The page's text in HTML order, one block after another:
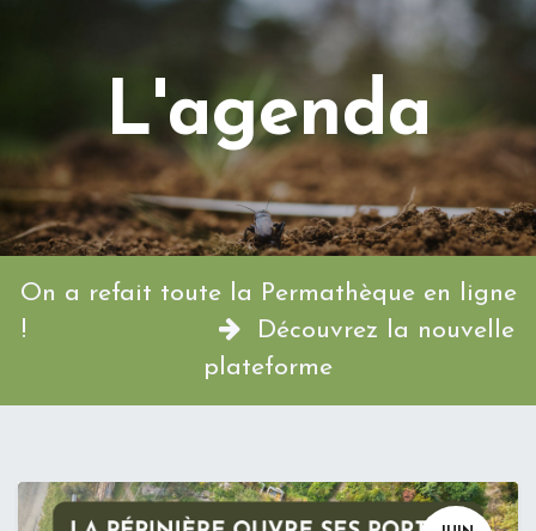
L'agenda
On a refait toute la Permathèque en ligne
!
Découvrez la nouvelle
plateforme